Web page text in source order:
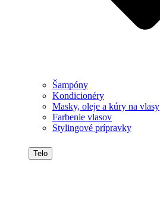
Šampóny
Kondicionéry
Masky, oleje a kúry na vlasy
Farbenie vlasov
Stylingové prípravky
Telo